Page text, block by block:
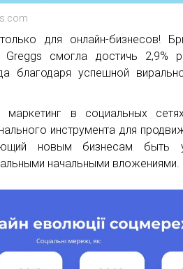
для онлайн-бизнесов!
смогла достичь 2,9%
благодаря успешной
в социальных
инструмента для
новым бизнесам быть
начальными вложениями.